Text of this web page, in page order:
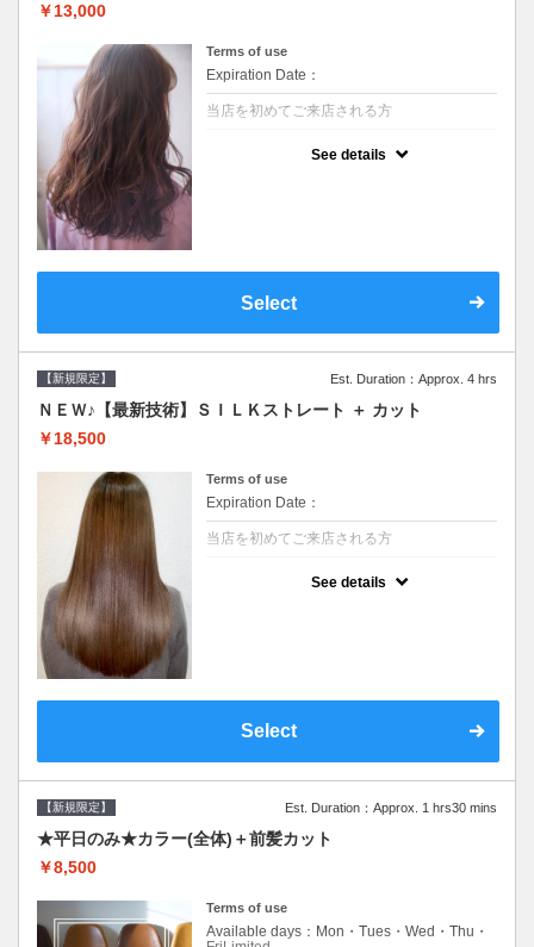
￥13,000
Terms of use
Expiration Date：
当店を初めてご来店される方
See details
Select
【新規限定】 Est. Duration：Approx. 4 hrs
ＮＥＷ♪【最新技術】ＳＩＬＫストレート ＋ カット
￥18,500
Terms of use
Expiration Date：
当店を初めてご来店される方
See details
Select
【新規限定】 Est. Duration：Approx. 1 hrs30 mins
★平日のみ★カラー(全体)＋前髪カット
￥8,500
Terms of use
Available days：Mon・Tues・Wed・Thu・